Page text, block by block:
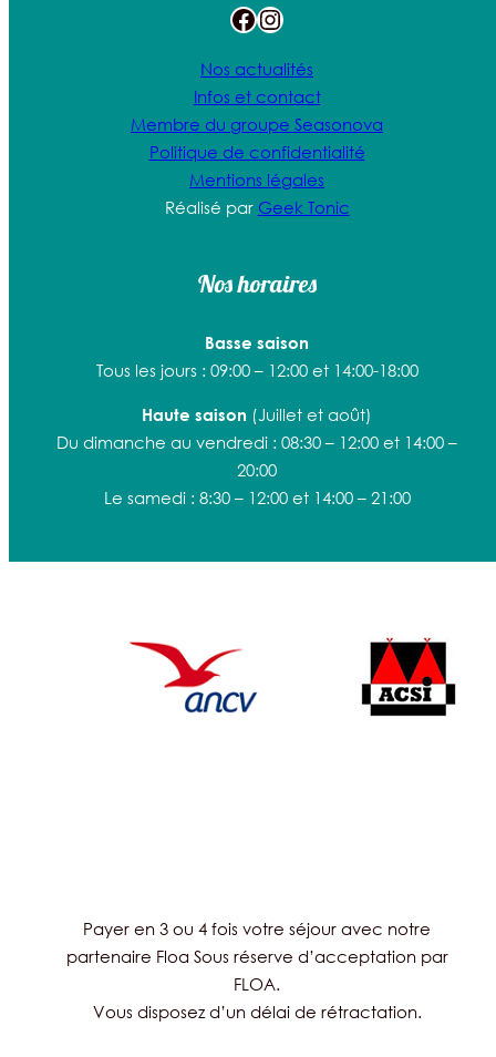
Facebook Instagram
Nos actualités
Infos et contact
Membre du groupe Seasonova
Politique de confidentialité
Mentions légales
Réalisé par Geek Tonic
Nos horaires
Basse saison
Tous les jours : 09:00 – 12:00 et 14:00-18:00
Haute saison (Juillet et août)
Du dimanche au vendredi : 08:30 – 12:00 et 14:00 –
20:00
Le samedi : 8:30 – 12:00 et 14:00 – 21:00
Payer en 3 ou 4 fois votre séjour avec notre
partenaire Floa Sous réserve d’acceptation par
FLOA.
Vous disposez d’un délai de rétractation.